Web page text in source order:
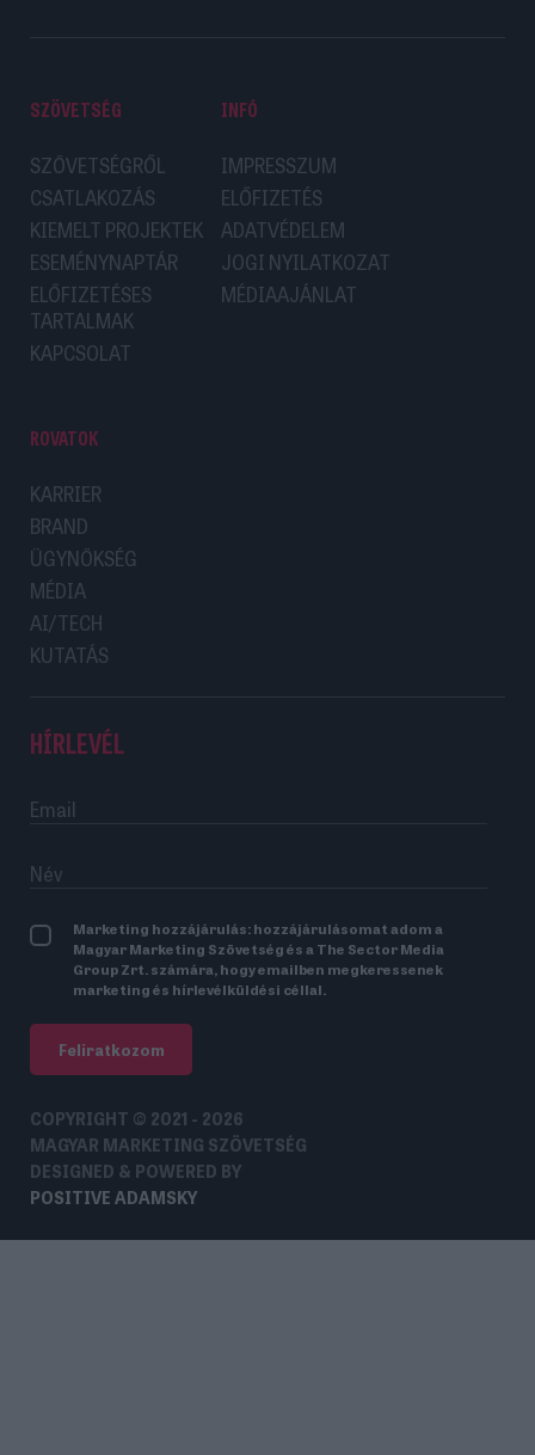
SZÖVETSÉG
SZÖVETSÉGRŐL
CSATLAKOZÁS
KIEMELT PROJEKTEK
ESEMÉNYNAPTÁR
ELŐFIZETÉSES
TARTALMAK
KAPCSOLAT
INFÓ
IMPRESSZUM
ELŐFIZETÉS
ADATVÉDELEM
JOGI NYILATKOZAT
MÉDIAAJÁNLAT
ROVATOK
KARRIER
BRAND
ÜGYNÖKSÉG
MÉDIA
AI/TECH
KUTATÁS
HÍRLEVÉL
Marketing hozzájárulás: hozzájárulásomat adom a
Magyar Marketing Szövetség és a The Sector Media
Group Zrt. számára, hogy emailben megkeressenek
marketing és hírlevélküldési céllal.
Feliratkozom
COPYRIGHT © 2021 - 2026
MAGYAR MARKETING SZÖVETSÉG
DESIGNED & POWERED BY
POSITIVE ADAMSKY